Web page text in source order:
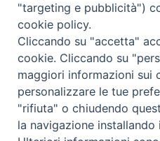
Diocesi di Assisi
Tadino
P.zza Vescovado
@2017
"targeting e pubblicità")
cookie policy.
Cliccando su "accetta"
cookie. Cliccando su
maggiori informazioni sui
personalizzare le tue
"rifiuta" o chiudendo
la navigazione